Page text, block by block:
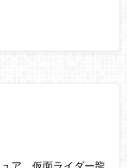
ア、仮面ライダー龍